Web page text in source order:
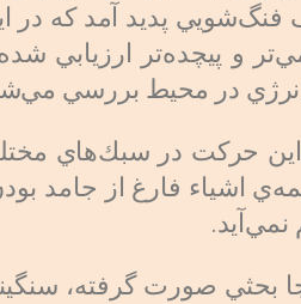
پديد آمد كه
و پيچده‌تر ارزيابي
انرژي در محيط بررسي
حركت در سبك‌هاي
فارغ از جامد
بحثي صورت گرفته،